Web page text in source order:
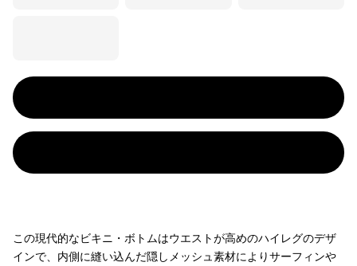
この現代的なビキニ・ボトムはウエストが高めのハイレグのデザ
インで、内側に縫い込んだ隠しメッシュ素材によりサーフィンや